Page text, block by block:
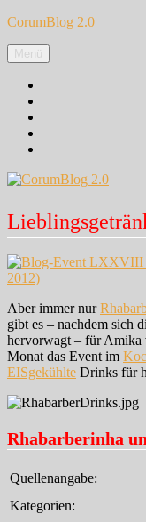
Zum
springen
CorumBlog 2.0
Menü
Aber immer nur
gibt es – nachdem sich
hervorwagt – für Amika
Monat das Event im
EISgekühlte Drinks für
Rhabarberinha
Quellenangabe:
Kategorien: